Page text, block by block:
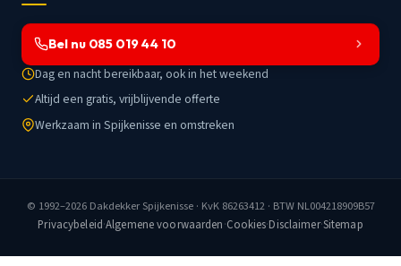
Bel nu 085 019 44 10
Dag en nacht bereikbaar, ook in het weekend
Altijd een gratis, vrijblijvende offerte
Werkzaam in Spijkenisse en omstreken
© 1992–2026 Dakdekker Spijkenisse· KvK 86263412 · BTW NL004218909B57
Privacybeleid·Algemene voorwaarden·Cookies·Disclaimer·Sitemap